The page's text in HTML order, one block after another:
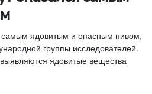
самым ядовитым и опасным пивом,
группы исследователей.
ядовитые вещества